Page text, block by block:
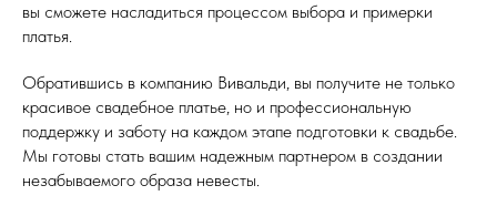
вы сможете насладиться процессом выбора и примерки
платья.
Обратившись в компанию Вивальди, вы получите не только
красивое свадебное платье, но и профессиональную
поддержку и заботу на каждом этапе подготовки к свадьбе.
Мы готовы стать вашим надежным партнером в создании
незабываемого образа невесты.